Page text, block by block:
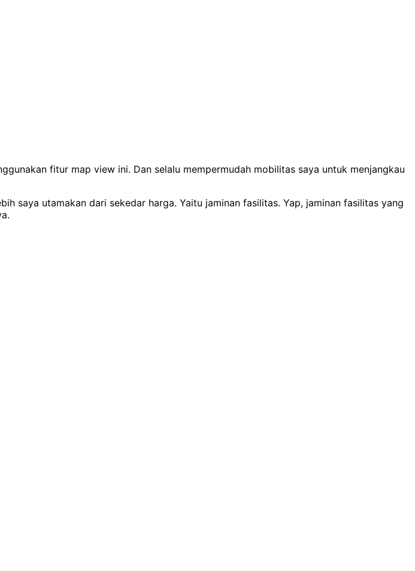
fitur map view ini. Dan selalu mempermudah mobilitas saya untuk menjangkau
saya utamakan dari sekedar harga. Yaitu jaminan fasilitas. Yap, jaminan fasilitas yang